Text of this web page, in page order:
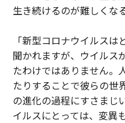
生き続けるのが難しくな
「新型コロナウイルス
聞かれますが、ウイルス
たわけではありません。
たりすることで彼らの世
の進化の過程にすさまじ
イルスにとっては、変異